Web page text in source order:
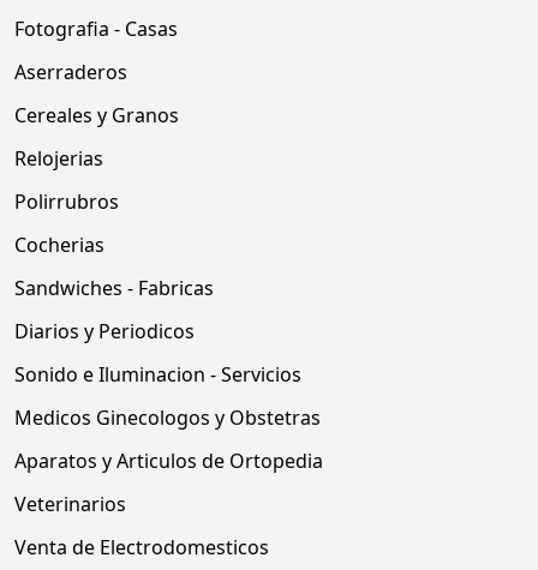
Fotografia - Casas
Aserraderos
Cereales y Granos
Relojerias
Polirrubros
Cocherias
Sandwiches - Fabricas
Diarios y Periodicos
Sonido e Iluminacion - Servicios
Medicos Ginecologos y Obstetras
Aparatos y Articulos de Ortopedia
Veterinarios
Venta de Electrodomesticos